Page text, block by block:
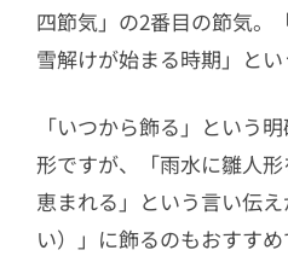
四節気」の2番目の節気。
雪解けが始まる時期」とい
「いつから飾る」という
形ですが、「雨水に雛人
恵まれる」という言い伝
い）」に飾るのもおすす